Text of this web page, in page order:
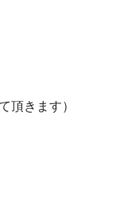
頂きます）